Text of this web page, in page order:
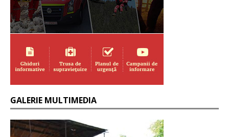
GALERIE MULTIMEDIA